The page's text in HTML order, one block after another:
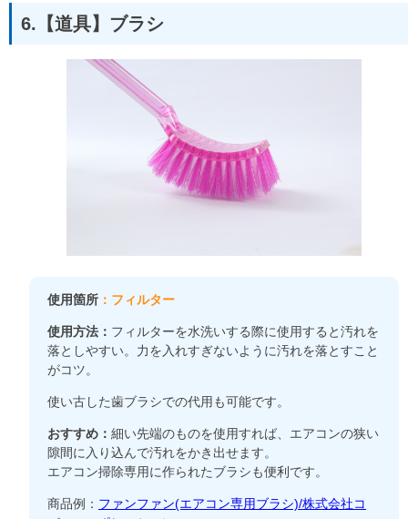
6.【道具】ブラシ
使用箇所 ：フィルター
使用方法： フィルターを水洗いする際に使用すると汚れを
落としやすい。力を入れすぎないように汚れを落とすこと
がコツ。
使い古した歯ブラシでの代用も可能です。
おすすめ： 細い先端のものを使用すれば、エアコンの狭い
隙間に入り込んで汚れをかき出せます。
エアコン掃除専用に作られたブラシも便利です。
商品例： ファンファン(エアコン専用ブラシ)/株式会社コ